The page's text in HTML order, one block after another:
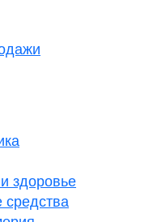
здоровье